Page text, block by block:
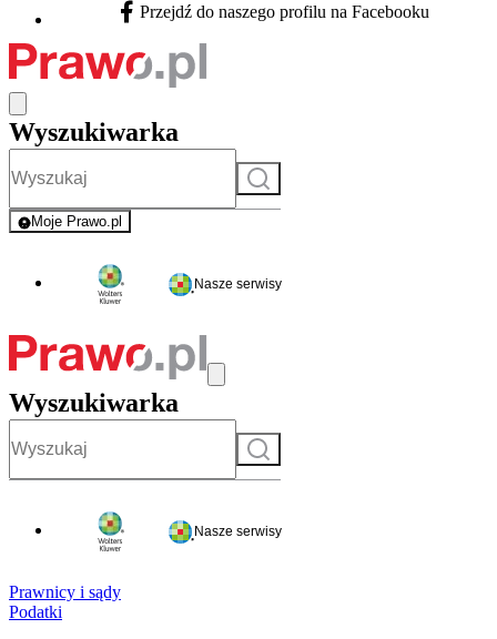
Facebook - otwiera się w nowej karcie
Przejdź do naszego profilu na Facebooku
Wyszukiwarka
Szukaj
Moje Prawo.pl
- rejestracja i logowanie do serwisu
Nasze serwisy
Wyszukiwarka
Szukaj
Nasze serwisy
Prawnicy i sądy
Podatki